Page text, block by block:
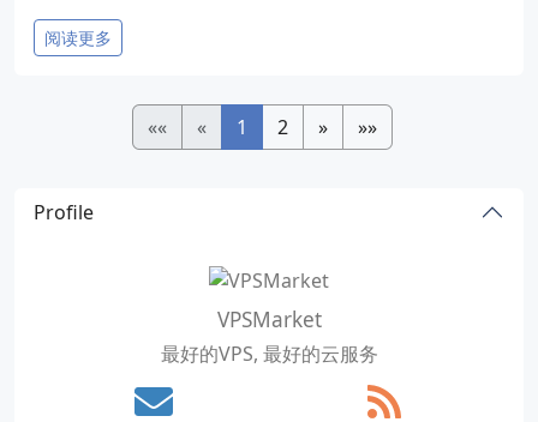
阅读更多
«« « 1 2 » »»
Profile
VPSMarket
最好的VPS, 最好的云服务